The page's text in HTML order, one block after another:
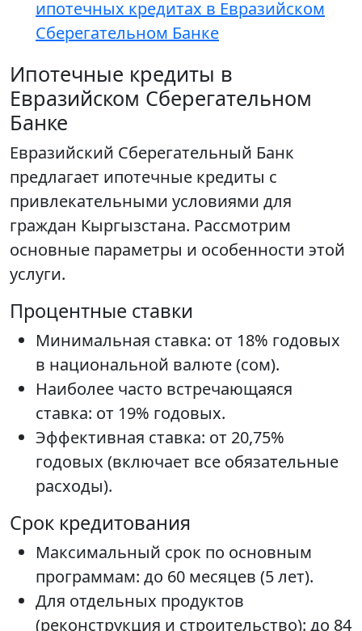
ипотечных кредитах в Евразийском
Сберегательном Банке
Ипотечные кредиты в
Евразийском Сберегательном
Банке
Евразийский Сберегательный Банк
предлагает ипотечные кредиты с
привлекательными условиями для
граждан Кыргызстана. Рассмотрим
основные параметры и особенности этой
услуги.
Процентные ставки
Минимальная ставка: от 18% годовых
в национальной валюте (сом).
Наиболее часто встречающаяся
ставка: от 19% годовых.
Эффективная ставка: от 20,75%
годовых (включает все обязательные
расходы).
Срок кредитования
Максимальный срок по основным
программам: до 60 месяцев (5 лет).
Для отдельных продуктов
(реконструкция и строительство): до 84